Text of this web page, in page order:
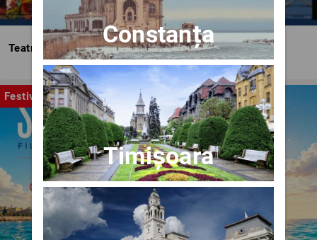
Teatrul Bulandra
Festival
Constanța
Timișoara